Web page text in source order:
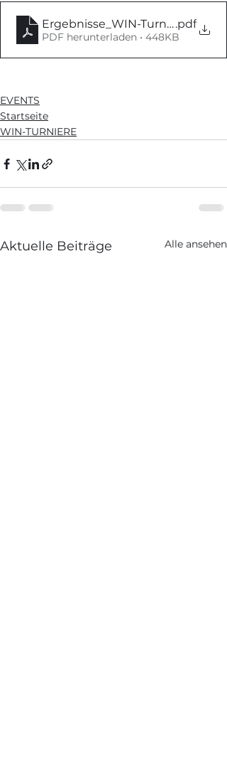
Ergebnisse_WIN-Turniere-
.pdf
PDF herunterladen • 448KB
EVENTS
Startseite
WIN-TURNIERE
Aktuelle Beiträge Alle ansehen